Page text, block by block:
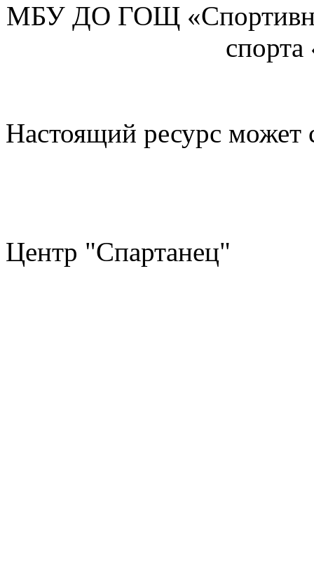
МБУ ДО ГОЩ
Настоящий ресурс может
Центр "Спартанец"